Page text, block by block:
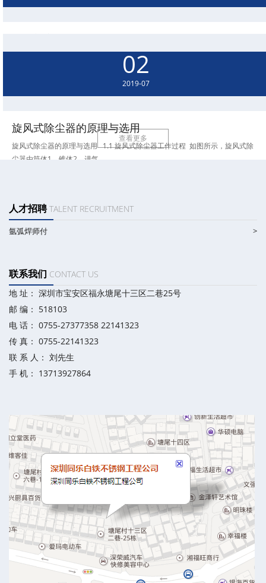
磁极多,电气角度就越大,转速就越慢 2极,电气角度360度,一般的电机额定转速在
02
2019-07
旋风式除尘器的原理与选用
旋风式除尘器的原理与选用 1.1 旋风式除尘器工作过程 如图所示，旋风式除
尘器由筒体1、锥体2，进气..
查看更多
人才招聘TALENT RECRUITMENT
氩弧焊师付 >
联系我们 CONTACT US
地 址： 深圳市宝安区福永塘尾十三区二巷25号
邮 编： 518103
电 话： 0755-27377358 22141323
传 真： 0755-22141323
联 系 人： 刘先生
手 机： 13713927864